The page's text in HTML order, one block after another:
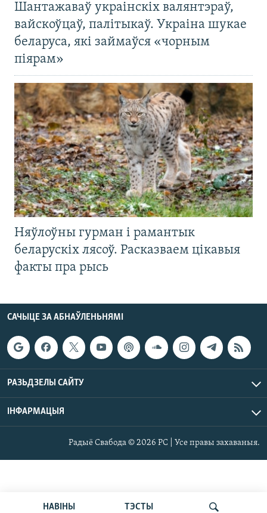
НАВІНЫ ТЭСТЫ
Шантажаваў украінскіх валянтэраў,
вайскоўцаў, палітыкаў. Украіна шукае
беларуса, які займаўся «чорным
піярам»
Няўлоўны гурман і рамантык
беларускіх лясоў. Расказваем цікавыя
факты пра рысь
САЧЫЦЕ ЗА АБНАЎЛЕНЬНЯМІ
РАЗЬДЗЕЛЫ САЙТУ
ІНФАРМАЦЫЯ
Радыё Свабода © 2026 РС | Усе правы захаваныя.